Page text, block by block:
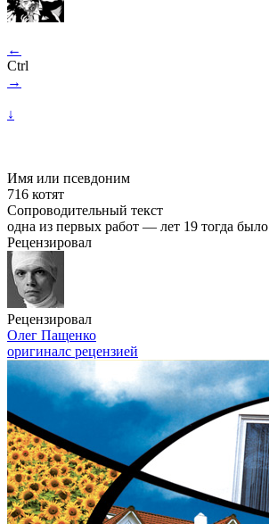
←
Ctrl
→
↓
Имя или псевдоним
716 котят
Сопроводительный текст
одна из первых работ — лет 19 тогда было
Рецензировал
Рецензировал
Олег Пащенко
оригиналс рецензией